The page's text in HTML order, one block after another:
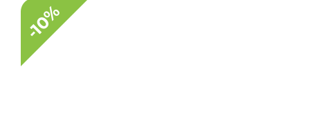
-10%